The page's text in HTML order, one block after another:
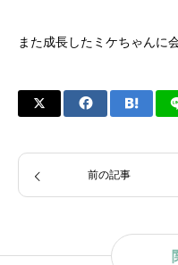
また成長したミケちゃんに
前の記事